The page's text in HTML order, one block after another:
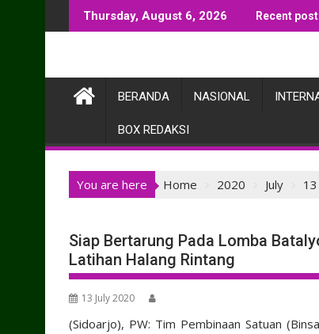
to
Thursday, August 6, 2026 Recent
BERANDA NASIONAL
BOX REDAKSI
You are here Home 2020 July 13
Siap Bertarung Pada Lomba
Latihan Halang Rintang
13 July 2020
(Sidoarjo), PW: Tim Pembinaan Satuan